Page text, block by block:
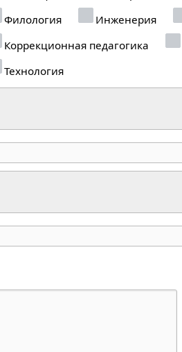
Филология
Инженерия
Коррекционная педагогика
Технология